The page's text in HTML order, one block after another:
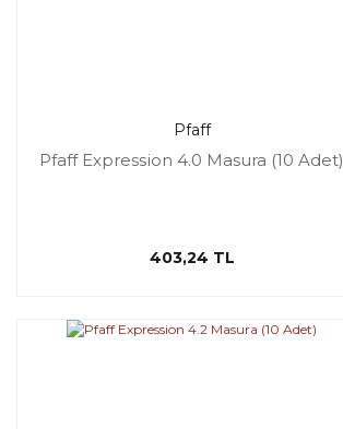
Pfaff
Pfaff Expression 4.0 Masura (10 Adet)
403,24 TL